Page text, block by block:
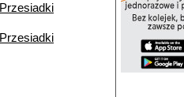
Przesiadki
Przesiadki